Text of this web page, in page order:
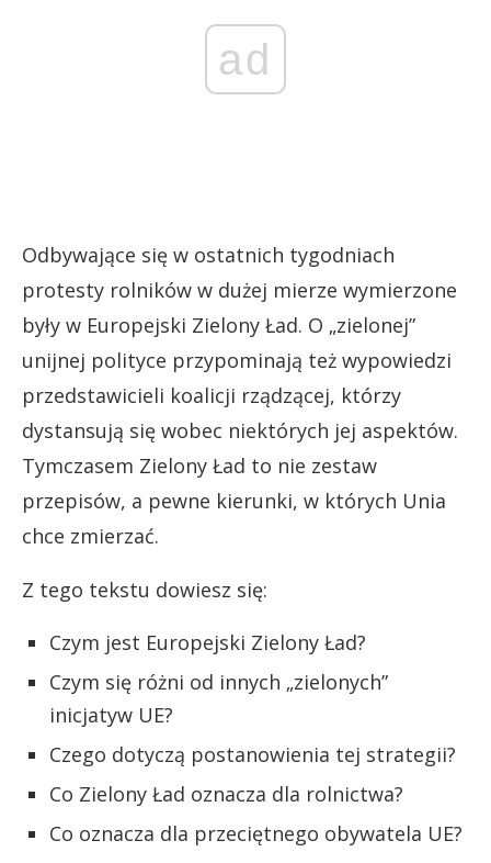
ad
Odbywające się w ostatnich tygodniach
protesty rolników w dużej mierze wymierzone
były w Europejski Zielony Ład. O „zielonej”
unijnej polityce przypominają też wypowiedzi
przedstawicieli koalicji rządzącej, którzy
dystansują się wobec niektórych jej aspektów.
Tymczasem Zielony Ład to nie zestaw
przepisów, a pewne kierunki, w których Unia
chce zmierzać.
Z tego tekstu dowiesz się:
Czym jest Europejski Zielony Ład?
Czym się różni od innych „zielonych”
inicjatyw UE?
Czego dotyczą postanowienia tej strategii?
Co Zielony Ład oznacza dla rolnictwa?
Co oznacza dla przeciętnego obywatela UE?